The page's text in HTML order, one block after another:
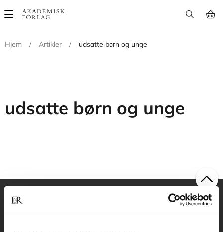
Main
Hjem
/ Artikler / udsatte børn og unge
udsatte børn og unge
Akademisk Forlag